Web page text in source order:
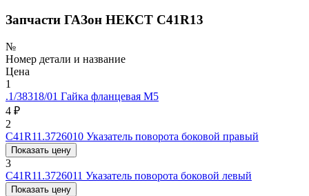
Запчасти ГАЗон НЕКСТ C41R13
№
Номер детали и название
Цена
1
.1/38318/01 Гайка фланцевая М5
4 ₽
2
С41R11.3726010 Указатель поворота боковой правый
Показать цену
3
С41R11.3726011 Указатель поворота боковой левый
Показать цену